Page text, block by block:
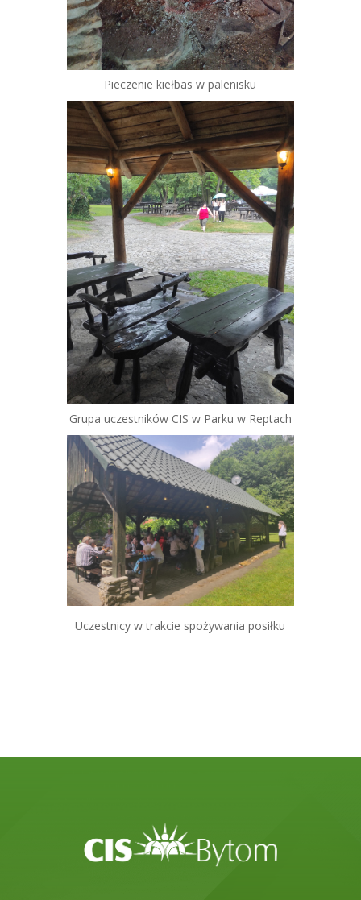
Pieczenie kiełbas w palenisku
Grupa uczestników CIS w Parku w Reptach
Uczestnicy w trakcie spożywania posiłku